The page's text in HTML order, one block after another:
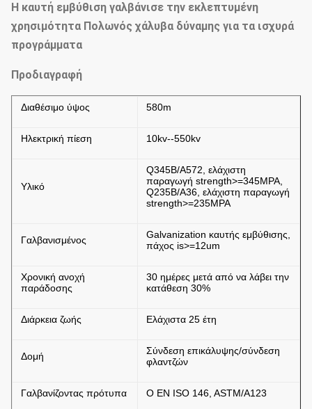
Η καυτή εμβύθιση γαλβάνισε την εκλεπτυμένη
χρησιμότητα Πολωνός χάλυβα δύναμης για τα ισχυρά
προγράμματα
Προδιαγραφή
Διαθέσιμο ύψος 580m
Ηλεκτρική πίεση 10kv--550kv
Υλικό
Q345B/A572, ελάχιστη
παραγωγή strength>=345MPA,
Q235B/A36, ελάχιστη παραγωγή
strength>=235MPA
Γαλβανισμένος
Galvanization καυτής εμβύθισης,
πάχος is>=12um
Χρονική ανοχή
παράδοσης
30 ημέρες μετά από να λάβει την
κατάθεση 30%
Διάρκεια ζωής Ελάχιστα 25 έτη
Δομή
Σύνδεση επικάλυψης/σύνδεση
φλαντζών
Γαλβανίζοντας πρότυπα Ο EN ISO 146, ASTM/A123